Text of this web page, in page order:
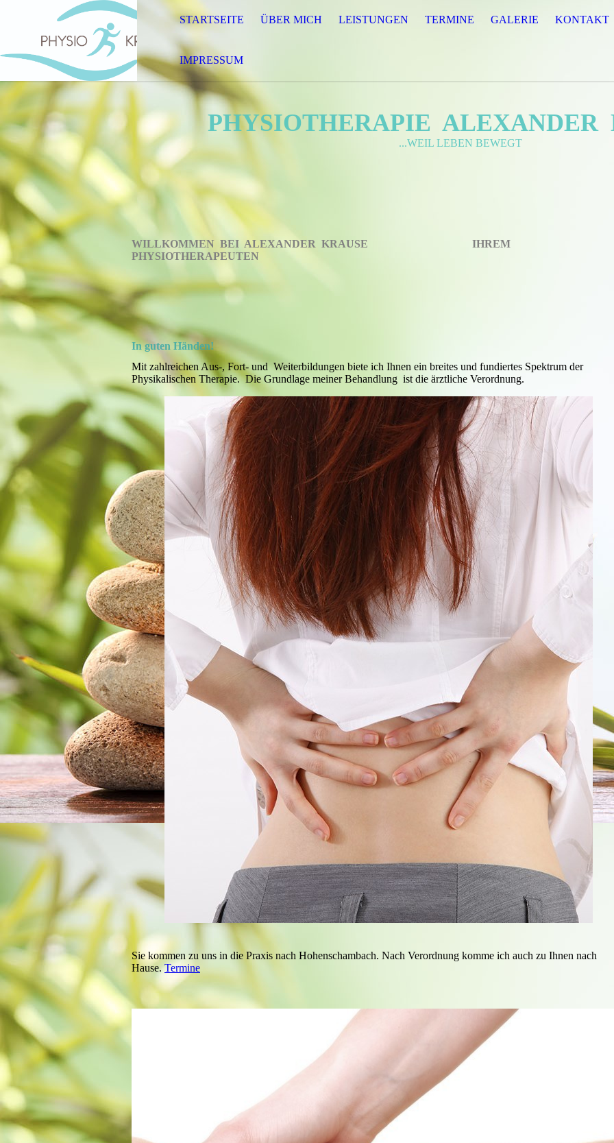
STARTSEITE ÜBER MICH LEISTUNGEN TERMINE GALERIE KONTAKT
IMPRESSUM
PHYSIOTHERAPIE ALEXANDER
...WEIL LEBEN BEWEGT
WILLKOMMEN BEI ALEXANDER KRAUSE IHREM
PHYSIOTHERAPEUTEN
In guten Händen!
Mit zahlreichen Aus-, Fort- und Weiterbildungen biete ich Ihnen ein breites und fundiertes Spektrum der
Physikalischen Therapie. Die Grundlage meiner Behandlung ist die ärztliche Verordnung.
Sie kommen zu uns in die Praxis nach Hohenschambach. Nach Verordnung komme ich auch zu Ihnen nach
Hause.Termine